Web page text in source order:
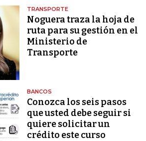
TRANSPORTE
Noguera traza la hoja de
ruta para su gestión en el
Ministerio de
Transporte
BANCOS
Conozca los seis pasos
que usted debe seguir si
quiere solicitar un
crédito este curso